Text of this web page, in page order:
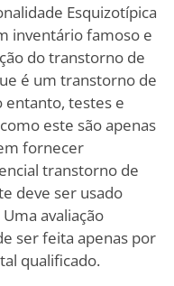
Esquizotípica
inventário famoso e
do transtorno de
é um transtorno de
entanto, testes e
este são apenas
fornecer
transtorno de
deve ser usado
avaliação
ser feita apenas por
qualificado.